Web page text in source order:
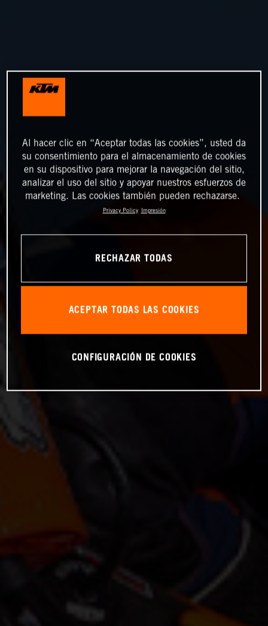
Al hacer clic en “Aceptar todas las cookies”, usted da
su consentimiento para el almacenamiento de cookies
en su dispositivo para mejorar la navegación del sitio,
analizar el uso del sitio y apoyar nuestros esfuerzos de
marketing. Las cookies también pueden rechazarse.
Privacy Policy Impresión
RECHAZAR TODAS
ACEPTAR TODAS LAS COOKIES
CONFIGURACIÓN DE COOKIES